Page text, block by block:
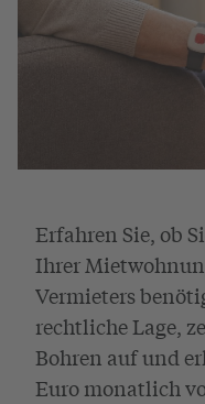
Erfahren Sie, ob
Ihrer
Vermieters
rechtliche Lage,
Bohren auf und
Euro monatlich